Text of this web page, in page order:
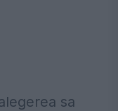
sa